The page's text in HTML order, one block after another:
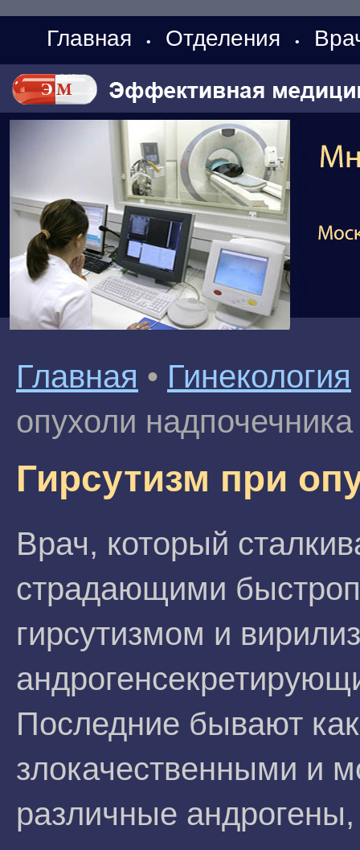
Главная • Отделения •
Главная • Гинекология
опухоли надпочечника
Гирсутизм при
Врач, который
страдающими
гирсутизмом и
Последние бывают
злокачественными и
различные